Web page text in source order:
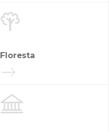

Floresta
